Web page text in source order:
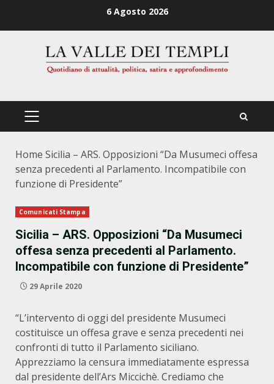
6 Agosto 2026
PRIMÄRES
Home Sicilia – ARS. Opposizioni “Da Musumeci offesa
senza precedenti al Parlamento. Incompatibile con
funzione di Presidente”
Comunicati Stampa
Sicilia – ARS. Opposizioni “Da Musumeci
offesa senza precedenti al Parlamento.
Incompatibile con funzione di Presidente”
29 Aprile 2020
“L’intervento di oggi del presidente Musumeci
costituisce un offesa grave e senza precedenti nei
confronti di tutto il Parlamento siciliano.
Apprezziamo la censura immediatamente espressa
dal presidente dell’Ars Miccichè. Crediamo che